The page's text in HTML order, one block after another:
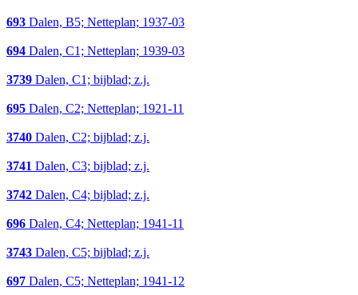
693 Dalen, B5; Netteplan; 1937-03
694 Dalen, C1; Netteplan; 1939-03
3739 Dalen, C1; bijblad; z.j.
695 Dalen, C2; Netteplan; 1921-11
3740 Dalen, C2; bijblad; z.j.
3741 Dalen, C3; bijblad; z.j.
3742 Dalen, C4; bijblad; z.j.
696 Dalen, C4; Netteplan; 1941-11
3743 Dalen, C5; bijblad; z.j.
697 Dalen, C5; Netteplan; 1941-12